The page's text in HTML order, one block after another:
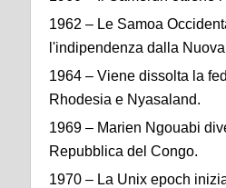
1962 – Le Samoa
l'indipendenza dalla
1964 – Viene dissolta la
Rhodesia e Nyasaland.
1969 – Marien Ngouabi
Repubblica del Congo.
1970 – La Unix epoch